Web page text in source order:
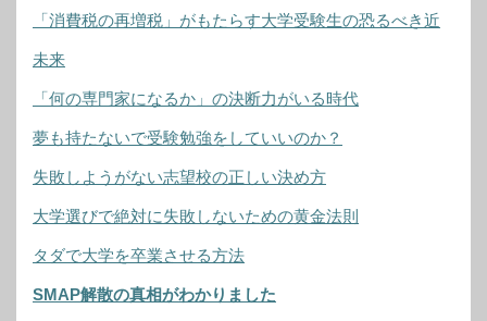
「消費税の再増税」がもたらす大学受験生の恐るべき近
未来
「何の専門家になるか」の決断力がいる時代
夢も持たないで受験勉強をしていいのか？
失敗しようがない志望校の正しい決め方
大学選びで絶対に失敗しないための黄金法則
タダで大学を卒業させる方法
SMAP解散の真相がわかりました